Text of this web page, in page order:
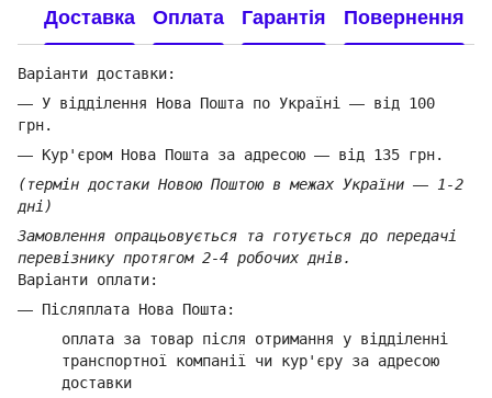
Доставка Оплата Гарантія Повернення
Варіанти доставки:
— У відділення Нова Пошта по Україні — від 100
грн.
— Кур'єром Нова Пошта за адресою — від 135 грн.
(термін достаки Новою Поштою в межах України — 1-2
дні)
Замовлення опрацьовується та готується до передачі
перевізнику протягом 2-4 робочих днів.
Варіанти оплати:
— Післяплата Нова Пошта:
оплата за товар після отримання у відділенні
транспортної компанії чи кур'єру за адресою
доставки